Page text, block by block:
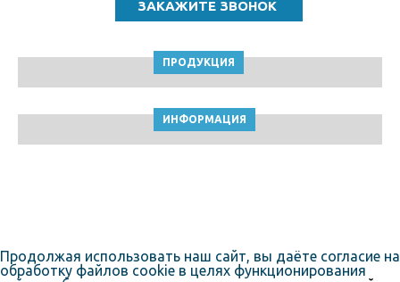
ПРОДУКЦИЯ
ИНФОРМАЦИЯ
Продолжая использовать наш сайт, вы даёте согласие на
обработку файлов cookie в целях функционирования